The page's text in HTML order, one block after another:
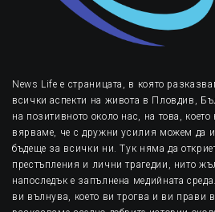
News Life е страницата, в която
всички аспекти на живота в Пловдив,
на позитивното около нас, на това,
вярваме, че с дружни усилия можем да
бъдеще за всички ни. Тук няма да
престъпления и лични трагедии, нито
напоследък е запълнена медийната
ви вълнува, което ви трогва и ви прави